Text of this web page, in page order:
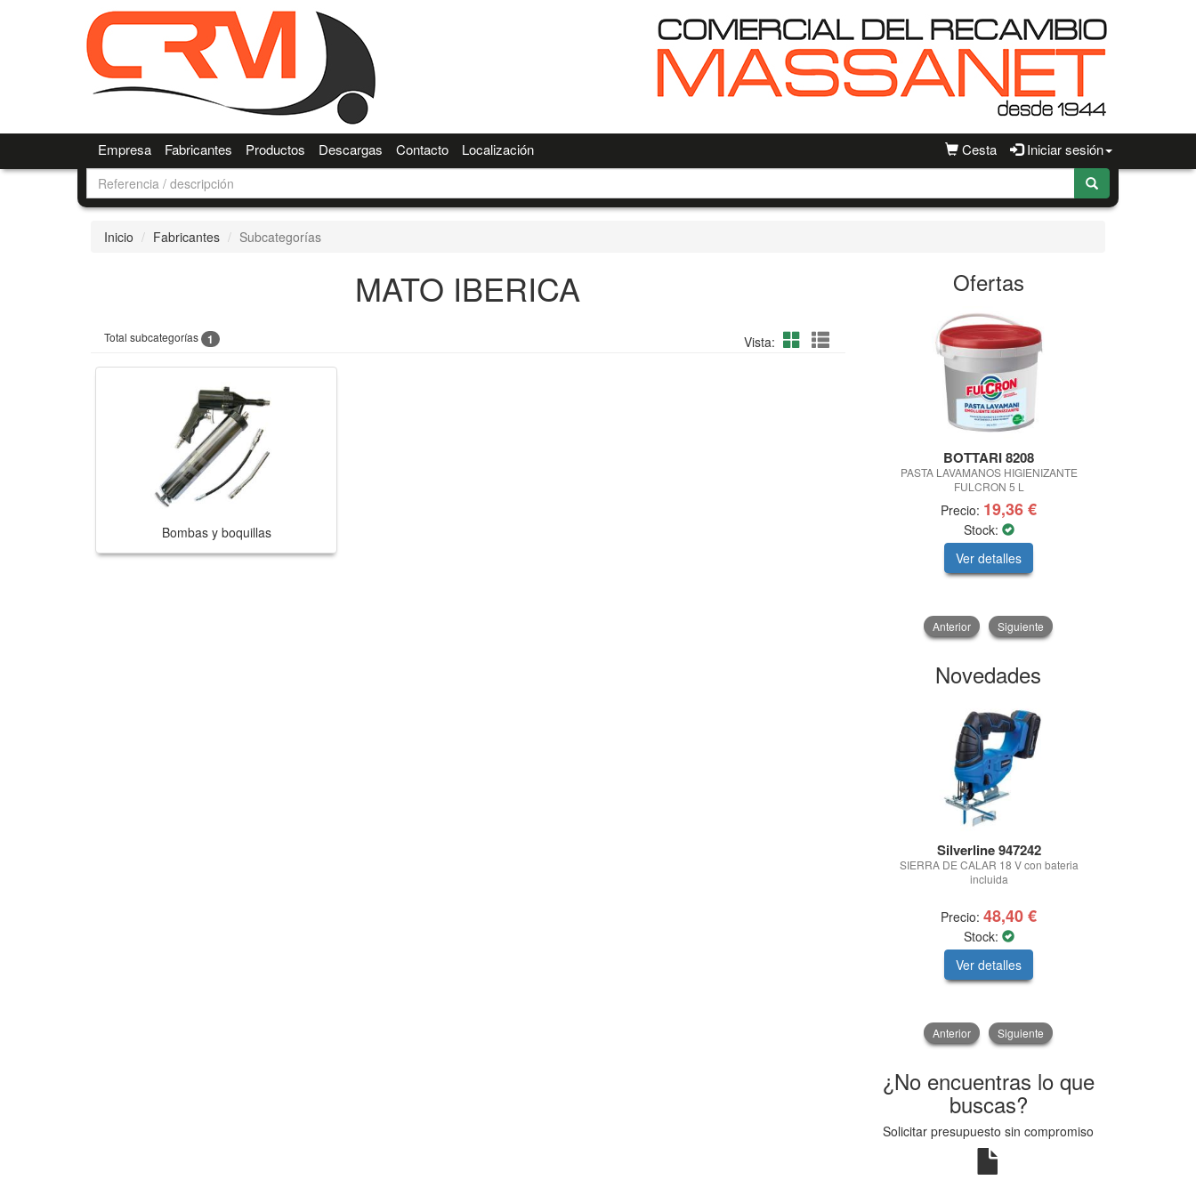
Cesta Iniciar sesión
Empresa Fabricantes Productos Descargas Contacto Localización
Inicio Fabricantes Subcategorías
MATO IBERICA
Total subcategorías 1 Vista:
Bombas y boquillas
Ofertas
BOTTARI 8208
PASTA LAVAMANOS HIGIENIZANTE
FULCRON 5 L
Precio: 19,36 €
Stock:
Ver detalles
Anterior Siguiente
Novedades
Silverline 947242
SIERRA DE CALAR 18 V con bateria
incluida
Precio: 48,40 €
Stock:
Ver detalles
Anterior Siguiente
¿No encuentras lo que
buscas?
Solicitar presupuesto sin compromiso